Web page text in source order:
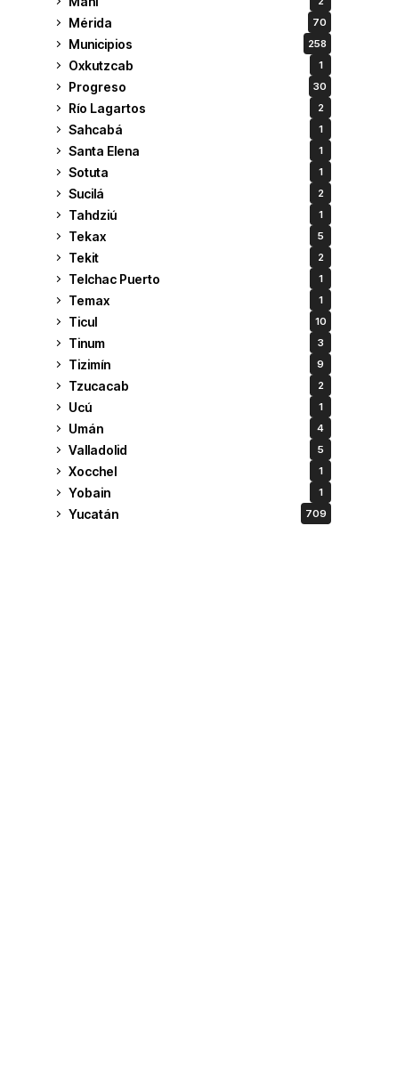
Mérida 70
Municipios 258
Oxkutzcab 1
Progreso 30
Río Lagartos 2
Sahcabá 1
Santa Elena 1
Sotuta 1
Sucilá 2
Tahdziú 1
Tekax 5
Tekit 2
Telchac Puerto 1
Temax 1
Ticul 10
Tinum 3
Tizimín 9
Tzucacab 2
Ucú 1
Umán 4
Valladolid 5
Xocchel 1
Yobain 1
Yucatán 709